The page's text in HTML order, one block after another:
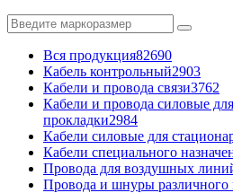
Вся продукция82690
Кабель контрольный2903
Кабели и провода связи3762
Кабели и провода силовые
прокладки2984
Кабели силовые для
Кабели специального
Провода для воздушных
Провода и шнуры различного